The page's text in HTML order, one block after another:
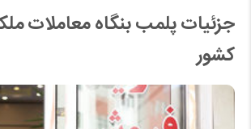
جزئیات پلمب بنگاه معاملات
کشور